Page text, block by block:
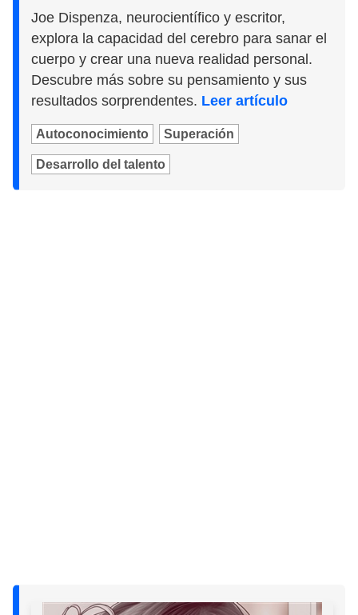
Joe Dispenza, neurocientífico y escritor,
explora la capacidad del cerebro para sanar el
cuerpo y crear una nueva realidad personal.
Descubre más sobre su pensamiento y sus
resultados sorprendentes. Leer artículo
Autoconocimiento Superación
Desarrollo del talento